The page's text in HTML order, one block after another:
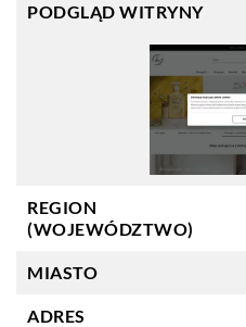
PODGLĄD WITRYNY
REGION
(WOJEWÓDZTWO)
MIASTO
ADRES